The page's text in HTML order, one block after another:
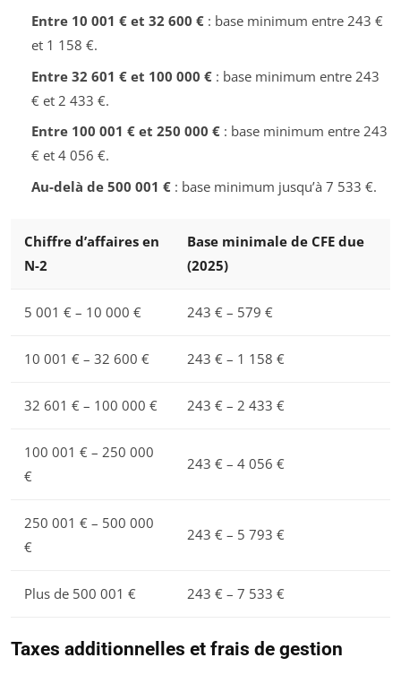
Entre 10 001 € et 32 600 €: base minimum entre 243 €
et 1 158 €.
Entre 32 601 € et 100 000 €: base minimum entre 243
€ et 2 433 €.
Entre 100 001 € et 250 000 €: base minimum entre 243
€ et 4 056 €.
Au-delà de 500 001 €: base minimum jusqu’à 7 533 €.
Chiffre d’affaires en
N-2
Base minimale de CFE due
(2025)
5 001 € – 10 000 € 243 € – 579 €
10 001 € – 32 600 € 243 € – 1 158 €
32 601 € – 100 000 € 243 € – 2 433 €
100 001 € – 250 000
€
243 € – 4 056 €
250 001 € – 500 000
€
243 € – 5 793 €
Plus de 500 001 € 243 € – 7 533 €
Taxes additionnelles et frais de gestion